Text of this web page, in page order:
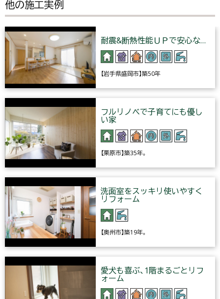
他の施工実例
耐震&断熱性能ＵＰで安心な…
【岩手県盛岡市】築50年
フルリノベで子育てにも優し
い家
【栗原市】築35年。
洗面室をスッキリ使いやすく
リフォーム
【奥州市】築19年。
愛犬も喜ぶ、1階まるごとリフ
ォーム